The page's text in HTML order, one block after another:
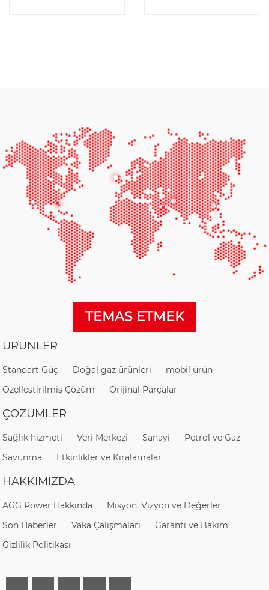
TEMAS ETMEK
ÜRÜNLER
Standart Güç Doğal gaz ürünleri
mobil ürün
Özelleştirilmiş Çözüm
Orijinal Parçalar
ÇÖZÜMLER
Sağlık hizmeti Veri Merkezi Sanayi
Petrol ve Gaz
Savunma
Etkinlikler ve Kiralamalar
HAKKIMIZDA
AGG Power Hakkında
Misyon, Vizyon ve Değerler
Son Haberler
Vaka Çalışmaları
Garanti ve Bakım
Gizlilik Politikası